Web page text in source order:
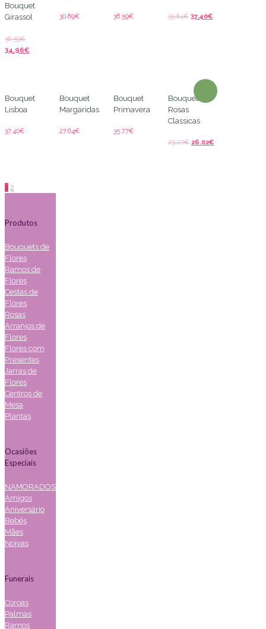
Bouquet
Girassol
36.59€
34.96€
30.89€ 36.59€ 39.84€ 37.40€
Bouquet
Lisboa
37.40€
Bouquet
Margaridas
27.64€
Bouquet
Primavera
35.77€
Bouquet
Rosas
Classicas
29.27€ 26.02€
1 2
Produtos
Bouquets de
Flores
Ramos de
Flores
Cestas de
Flores
Rosas
Arranjos de
Flores
Flores com
Presentes
Jarras de
Flores
Centros de
Mesa
Plantas
Ocasiões
Especiais
NAMORADOS
Amigos
Aniversário
Bebés
Mães
Noivas
Funerais
Coroas
Palmas
Ramos